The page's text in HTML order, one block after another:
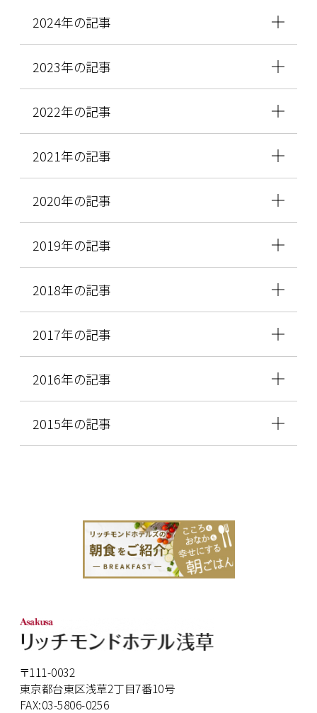
2024年の記事
2023年の記事
2022年の記事
2021年の記事
2020年の記事
2019年の記事
2018年の記事
2017年の記事
2016年の記事
2015年の記事
〒111-0032
東京都台東区浅草2丁目7番10号
FAX:03-5806-0256